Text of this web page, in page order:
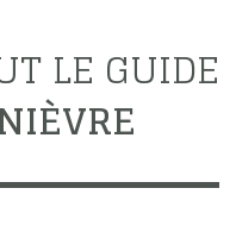
LE GUIDE